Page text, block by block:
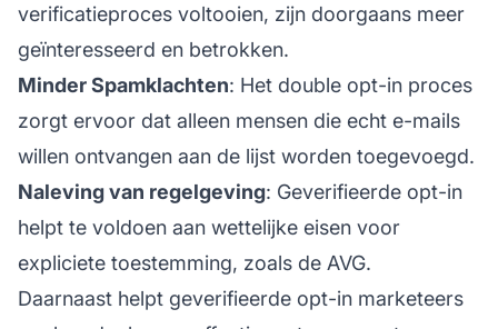
verificatieproces voltooien, zijn doorgaans meer
geïnteresseerd en betrokken.
Minder Spamklachten: Het double opt-in proces
zorgt ervoor dat alleen mensen die echt e-mails
willen ontvangen aan de lijst worden toegevoegd.
Naleving van regelgeving: Geverifieerde opt-in
helpt te voldoen aan wettelijke eisen voor
expliciete toestemming, zoals de AVG.
Daarnaast helpt geverifieerde opt-in marketeers